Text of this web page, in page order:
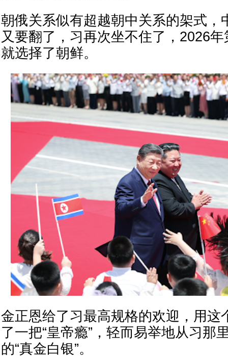
朝俄关系似有超越朝中关系的架式，
又要翻了，习再次坐不住了，2026
就选择了朝鲜。
金正恩给了习最高规格的欢迎，用这
了一把“皇帝瘾”，轻而易举地从习那
的“真金白银”。